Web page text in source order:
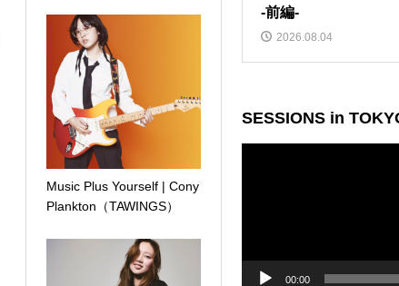
Music Plus Yourself | Cony
Plankton（TAWINGS）
-前編-
2026.08.04
SESSIONS in
00:00